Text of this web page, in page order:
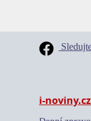
i-noviny.cz